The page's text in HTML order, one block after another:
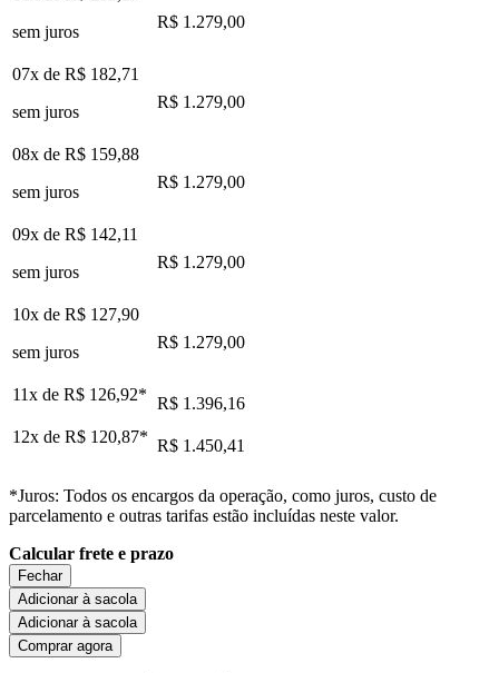
sem juros
R$ 1.279,00
07x de R$ 182,71
sem juros
R$ 1.279,00
08x de R$ 159,88
sem juros
R$ 1.279,00
09x de R$ 142,11
sem juros
R$ 1.279,00
10x de R$ 127,90
sem juros
R$ 1.279,00
11x de R$ 126,92* R$ 1.396,16
12x de R$ 120,87* R$ 1.450,41
*Juros: Todos os encargos da operação, como juros, custo de
parcelamento e outras tarifas estão incluídas neste valor.
Calcular frete e prazo
Fechar
Adicionar à sacola
Adicionar à sacola
Comprar agora